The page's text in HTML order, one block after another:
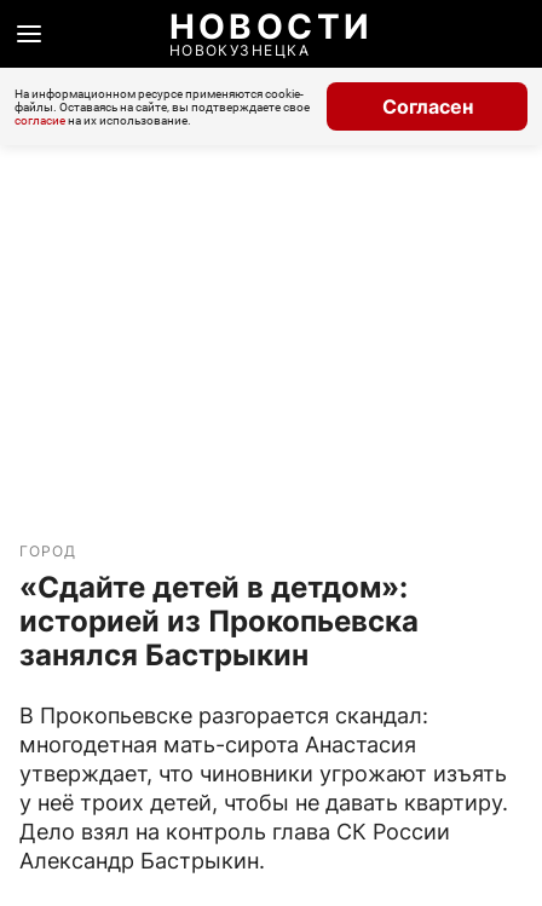
НОВОСТИ
НОВОКУЗНЕЦКА
На информационном ресурсе применяются cookie-
файлы. Оставаясь на сайте, вы подтверждаете свое
согласиена их использование.
Согласен
ГОРОД
«Сдайте детей в детдом»:
историей из Прокопьевска
занялся Бастрыкин
В Прокопьевске разгорается скандал:
многодетная мать-сирота Анастасия
утверждает, что чиновники угрожают изъять
у неё троих детей, чтобы не давать квартиру.
Дело взял на контроль глава СК России
Александр Бастрыкин.